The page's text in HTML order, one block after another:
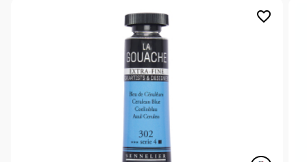
favorite_border